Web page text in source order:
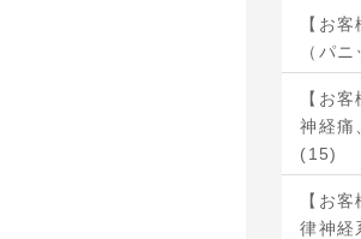
【お
（パ
【お
神経痛
(15)
【お
律神